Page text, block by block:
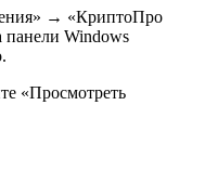
→ «КриптоПро
панели Windows
«Просмотреть